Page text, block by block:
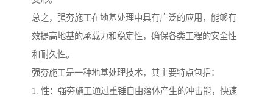
总之，强夯施工在地基处理中具有广泛的应用，能够有
效提高地基的承载力和稳定性，确保各类工程的安全性
和耐久性。
强夯施工是一种地基处理技术，其主要特点包括：
1. 性：强夯施工通过重锤自由落体产生的冲击能，快速